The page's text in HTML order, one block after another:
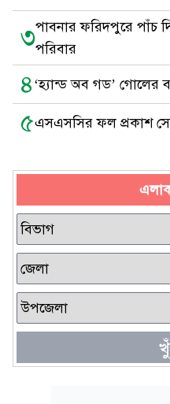
৩পাবনার ফরিদপুরে পাঁচ
পরিবার
৪‘হ্যান্ড অব গড’ গোলের
৫এসএসসির ফল প্রকাশ